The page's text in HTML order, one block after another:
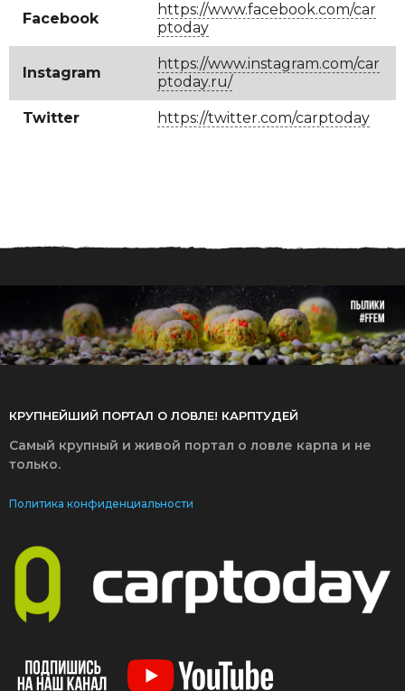
Facebook
https://www.facebook.com/car
ptoday
Instagram
https://www.instagram.com/car
ptoday.ru/
Twitter https://twitter.com/carptoday
КРУПНЕЙШИЙ ПОРТАЛ О ЛОВЛЕ! КАРПТУДЕЙ
Самый крупный и живой портал о ловле карпа и не
только.
Политика конфиденциальности